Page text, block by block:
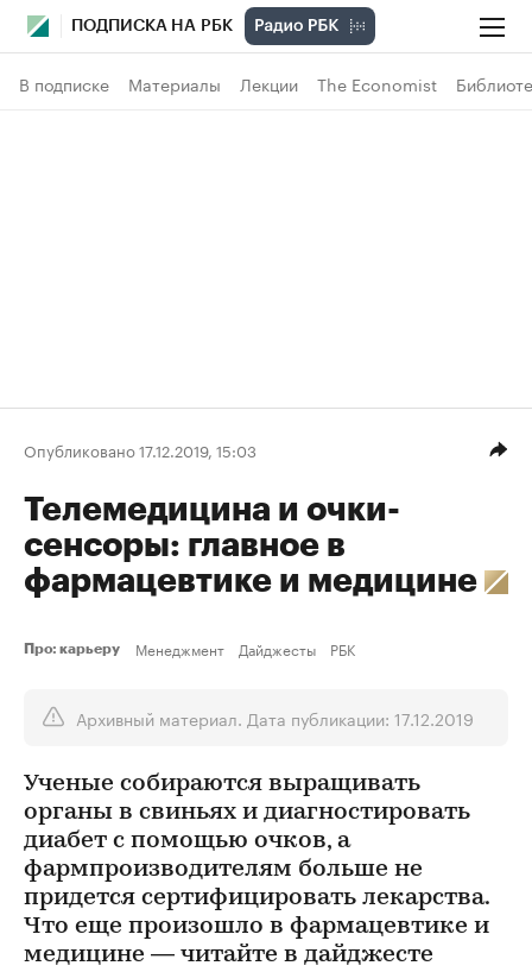
ПОДПИСКА НА РБК
В подписке Материалы Лекции The Economist
Опубликовано 17.12.2019, 15:03
Телемедицина и очки-
сенсоры: главное в
фармацевтике и медицине
Про: карьеру Менеджмент Дайджесты РБК
Архивный материал. Дата публикации: 17.12.2019
Ученые собираются выращивать
органы в свиньях и диагностировать
диабет с помощью очков, а
фармпроизводителям больше не
придется сертифицировать лекарства.
Что еще произошло в фармацевтике и
медицине — читайте в дайджесте